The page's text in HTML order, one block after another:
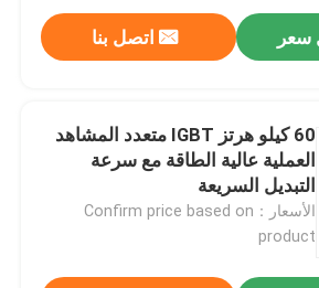
سعر اتصل بنا
60 كيلو هرتز IGBT متعدد المشاهد
العملية عالية الطاقة مع سرعة
التبديل السريعة
الأسعار：Confirm price based on
product